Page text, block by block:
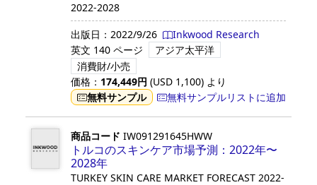
2022-2028
出版日： 2022/9/26
Inkwood Research
英文 140 ページ
アジア太平洋
消費財/小売
価格： 174,449円 (USD 1,100) より
無料サンプル
無料サンプルリストに追加
商品コード IW091291645HWW
トルコのスキンケア市場予測：2022年〜
2028年
TURKEY SKIN CARE MARKET FORECAST 2022-